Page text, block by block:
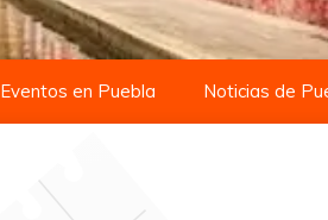
Eventos en Puebla Noticias de